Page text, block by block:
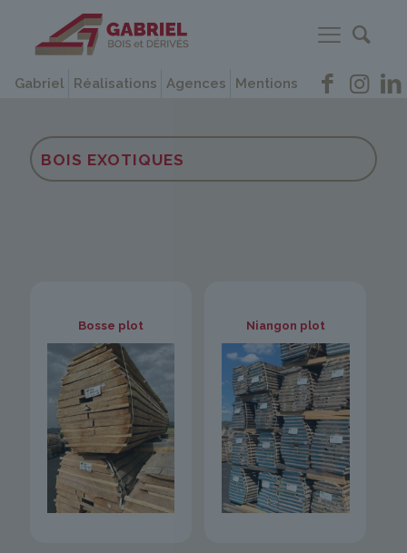
Gabriel Réalisations Agences Mentions
BOIS EXOTIQUES
Bosse plot Niangon plot